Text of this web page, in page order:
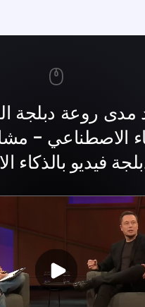
روعة دبلجة
الاصطناعي -
فيديو بالذكاء